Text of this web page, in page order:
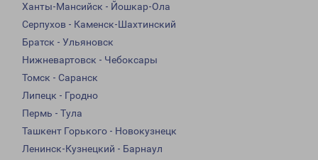
Ханты-Мансийск - Йошкар-Ола
Серпухов - Каменск-Шахтинский
Братск - Ульяновск
Нижневартовск - Чебоксары
Томск - Саранск
Липецк - Гродно
Пермь - Тула
Ташкент Горького - Новокузнецк
Ленинск-Кузнецкий - Барнаул